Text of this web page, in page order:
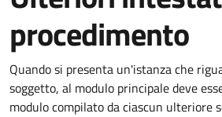
procedimento
Quando si presenta un'istanza che
soggetto, al modulo principale deve
modulo compilato da ciascun ulteriore